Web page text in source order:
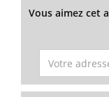
Vous aimez cet